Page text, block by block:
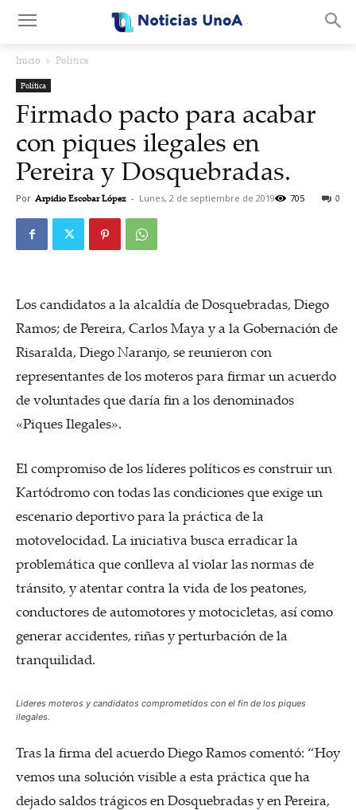
Inicio Política
Política
Firmado pacto para acabar
con piques ilegales en
Pereira y Dosquebradas.
Por Arpidio Escobar López - Lunes, 2 de septiembre de 2019 0
705
Los candidatos a la alcaldía de Dosquebradas, Diego
Ramos; de Pereira, Carlos Maya y a la Gobernación de
Risaralda, Diego Naranjo, se reunieron con
representantes de los moteros para firmar un acuerdo
de voluntades que daría fin a los denominados
«Piques Ilegales».
El compromiso de los líderes políticos es construir un
Kartódromo con todas las condiciones que exige un
escenario deportivo para la práctica de la
motovelocidad. La iniciativa busca erradicar la
problemática que conlleva al violar las normas de
tránsito, y atentar contra la vida de los peatones,
conductores de automotores y motocicletas, así como
generar accidentes, riñas y perturbación de la
tranquilidad.
Lideres moteros y candidatos comprometidos con el fin de los piques
ilegales.
Tras la firma del acuerdo Diego Ramos comentó: “Hoy
vemos una solución visible a esta práctica que ha
dejado saldos trágicos en Dosquebradas y en Pereira,